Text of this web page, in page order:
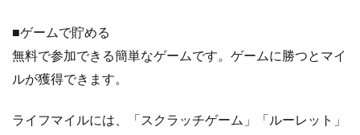
■ゲームで貯める
無料で参加できる簡単なゲームです。ゲームに勝つとマイ
ルが獲得できます。
ライフマイルには、「スクラッチゲーム」「ルーレット」